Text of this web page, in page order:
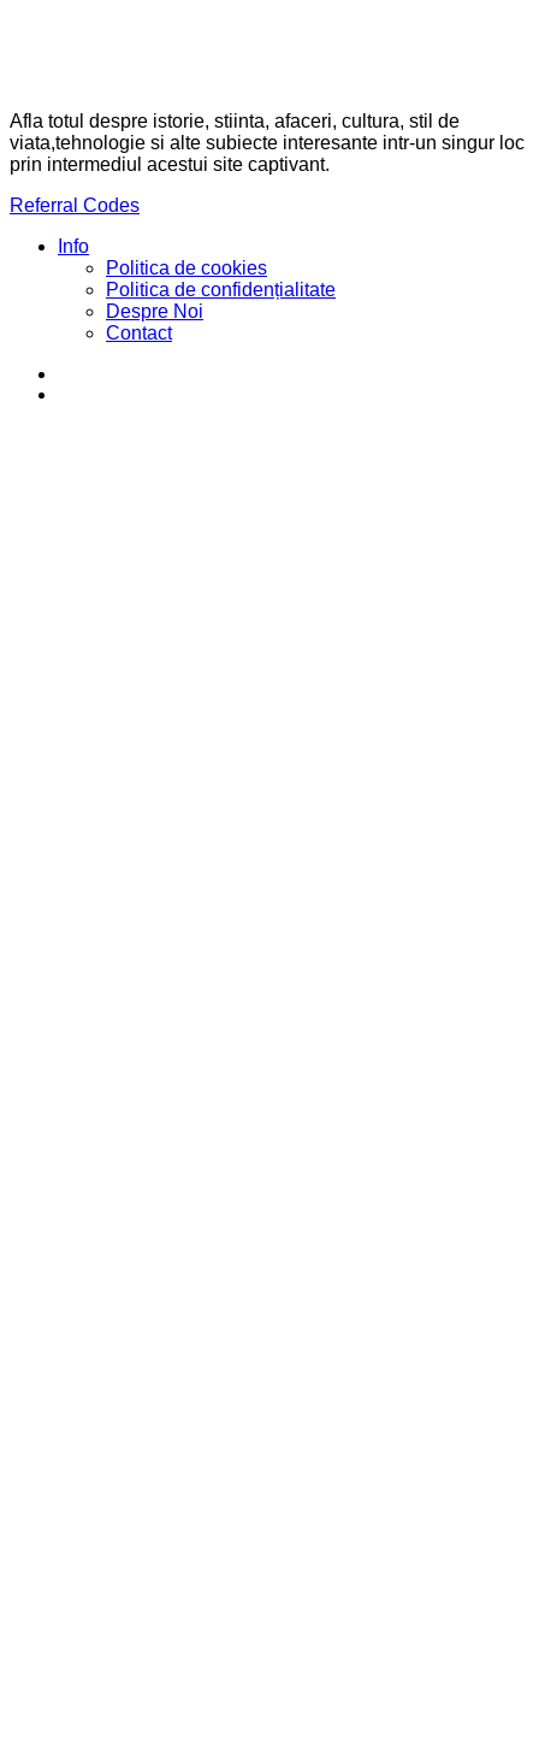
Afla totul despre istorie, stiinta, afaceri, cultura, stil de
viata,tehnologie si alte subiecte interesante intr-un singur loc
prin intermediul acestui site captivant.
Referral Codes
Info
Politica de cookies
Politica de confidențialitate
Despre Noi
Contact